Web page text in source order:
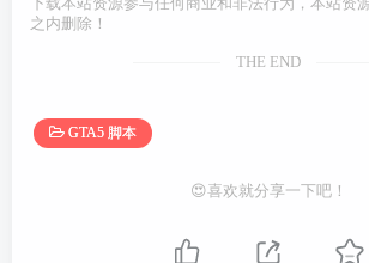
下载本站资源参与任何商业和非法行为，本站资
之内删除！
THE END
GTA5 脚本
😍喜欢就分享一下吧！